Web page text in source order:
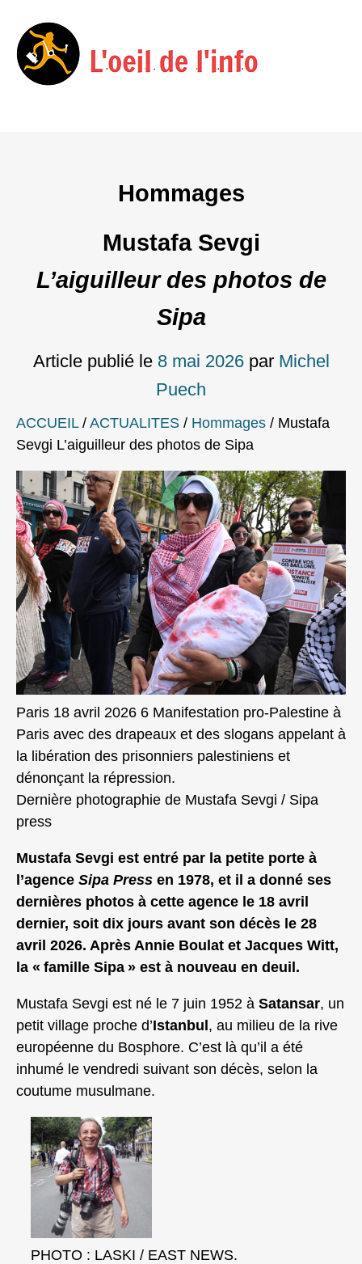
Hommages
Mustafa Sevgi
L’aiguilleur des photos de
Sipa
Article publié le 8 mai 2026 par Michel
Puech
ACCUEIL/ ACTUALITES / Hommages / Mustafa
Sevgi L’aiguilleur des photos de Sipa
Paris 18 avril 2026 6 Manifestation pro-Palestine à
Paris avec des drapeaux et des slogans appelant à
la libération des prisonniers palestiniens et
dénonçant la répression.
Dernière photographie de Mustafa Sevgi / Sipa
press
Mustafa Sevgi est entré par la petite porte à
l’agence Sipa Press en 1978, et il a donné ses
dernières photos à cette agence le 18 avril
dernier, soit dix jours avant son décès le 28
avril 2026. Après Annie Boulat et Jacques Witt,
la « famille Sipa » est à nouveau en deuil.
Mustafa Sevgi est né le 7 juin 1952 à Satansar, un
petit village proche d’Istanbul, au milieu de la rive
européenne du Bosphore. C’est là qu’il a été
inhumé le vendredi suivant son décès, selon la
coutume musulmane.
PHOTO : LASKI / EAST NEWS.